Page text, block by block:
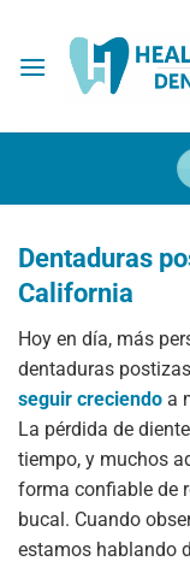
contenido
Dentaduras
California
Hoy en día, más
dentaduras
seguir creciendo a
La pérdida de
tiempo, y muchos
forma confiable de
bucal. Cuando
estamos hablando